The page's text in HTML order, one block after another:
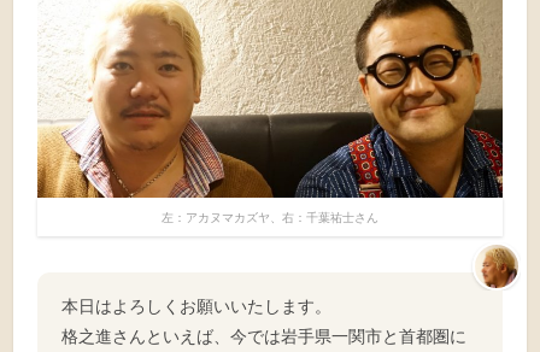
左：アカヌマカズヤ、右：千葉祐士さん
本日はよろしくお願いいたします。
格之進さんといえば、今では岩手県一関市と首都圏に